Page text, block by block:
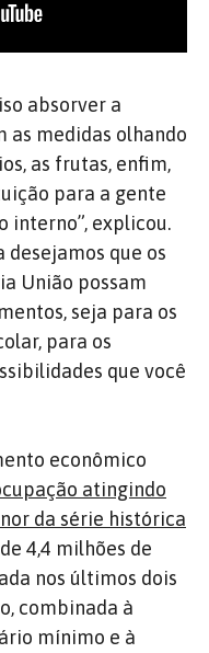
absorver a
as medidas olhando
as frutas, enfim,
para a gente
interno”, explicou.
desejamos que os
União possam
seja para os
para os
que você
econômico
atingindo
da série histórica
4,4 milhões de
nos últimos dois
combinada à
mínimo e à